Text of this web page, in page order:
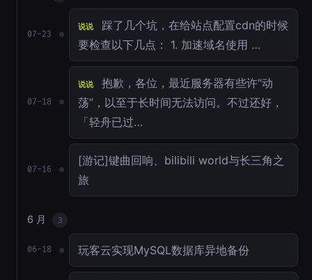
07-23
说说
踩了几个坑，在给站点配置cdn的时候
要检查以下几点： 1. 加速域名使用 …
07-18
说说
抱歉，各位，最近服务器有些许“动
荡”，以至于长时间无法访问。不过还好，
「轻舟已过…
07-16
[游记]键曲回响、bilibili world与长三角之
旅
6 月 3
06-18 玩客云实现MySQL数据库异地备份